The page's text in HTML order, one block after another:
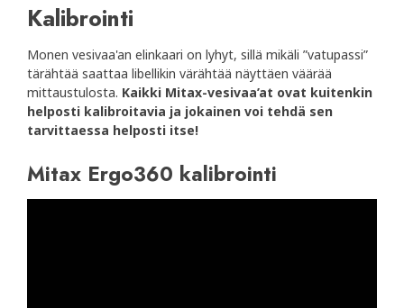
Kalibrointi
Monen vesivaa'an elinkaari on lyhyt, sillä mikäli ”vatupassi”
tärähtää saattaa libellikin värähtää näyttäen väärää
mittaustulosta. Kaikki Mitax-vesivaa’at ovat kuitenkin
helposti kalibroitavia ja jokainen voi tehdä sen
tarvittaessa helposti itse!
Mitax Ergo360 kalibrointi